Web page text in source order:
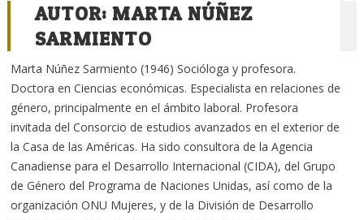
AUTOR:MARTA NÚÑEZ
SARMIENTO
Marta Núñez Sarmiento (1946) Socióloga y profesora.
Doctora en Ciencias económicas. Especialista en relaciones de
género, principalmente en el ámbito laboral. Profesora
invitada del Consorcio de estudios avanzados en el exterior de
la Casa de las Américas. Ha sido consultora de la Agencia
Canadiense para el Desarrollo Internacional (CIDA), del Grupo
de Género del Programa de Naciones Unidas, así como de la
organización ONU Mujeres, y de la División de Desarrollo